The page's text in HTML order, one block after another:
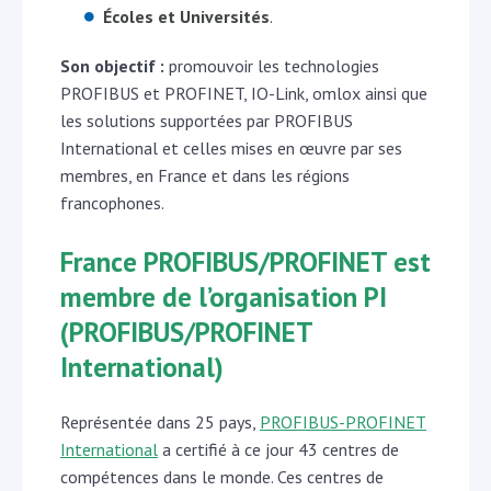
Écoles et Universités.
Son objectif : promouvoir les technologies
PROFIBUS et PROFINET, IO-Link, omlox ainsi que
les solutions supportées par PROFIBUS
International et celles mises en œuvre par ses
membres, en France et dans les régions
francophones.
France PROFIBUS/PROFINET est
membre de l’organisation PI
(PROFIBUS/PROFINET
International)
Représentée dans 25 pays, PROFIBUS-PROFINET
International a certifié à ce jour 43 centres de
compétences dans le monde. Ces centres de